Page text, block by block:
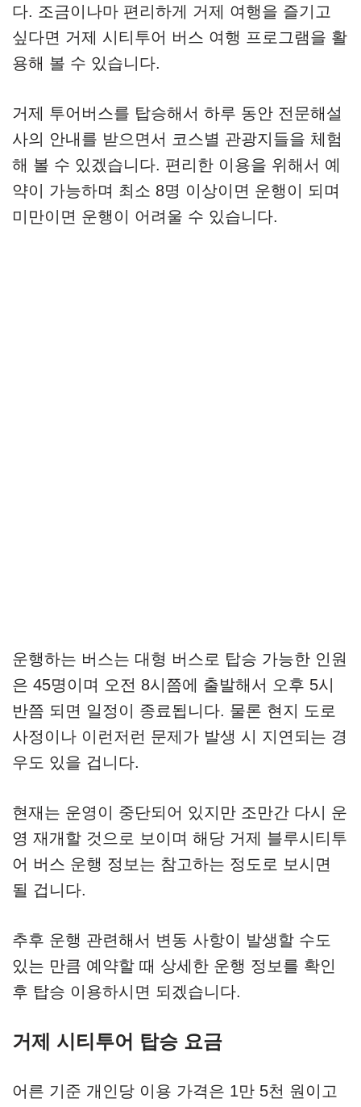
다. 조금이나마 편리하게 거제 여행을 즐기고
싶다면 거제 시티투어 버스 여행 프로그램을 활
용해 볼 수 있습니다.
거제 투어버스를 탑승해서 하루 동안 전문해설
사의 안내를 받으면서 코스별 관광지들을 체험
해 볼 수 있겠습니다. 편리한 이용을 위해서 예
약이 가능하며 최소 8명 이상이면 운행이 되며
미만이면 운행이 어려울 수 있습니다.
운행하는 버스는 대형 버스로 탑승 가능한 인원
은 45명이며 오전 8시쯤에 출발해서 오후 5시
반쯤 되면 일정이 종료됩니다. 물론 현지 도로
사정이나 이런저런 문제가 발생 시 지연되는 경
우도 있을 겁니다.
현재는 운영이 중단되어 있지만 조만간 다시 운
영 재개할 것으로 보이며 해당 거제 블루시티투
어 버스 운행 정보는 참고하는 정도로 보시면
될 겁니다.
추후 운행 관련해서 변동 사항이 발생할 수도
있는 만큼 예약할 때 상세한 운행 정보를 확인
후 탑승 이용하시면 되겠습니다.
거제 시티투어 탑승 요금
어른 기준 개인당 이용 가격은 1만 5천 원이고